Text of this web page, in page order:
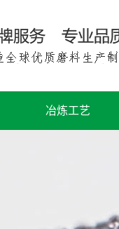
冶炼工艺